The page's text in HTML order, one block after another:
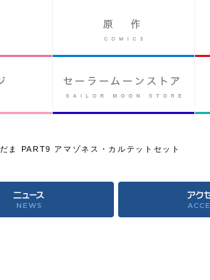
ま PART9 アマゾネス・カルテットセット